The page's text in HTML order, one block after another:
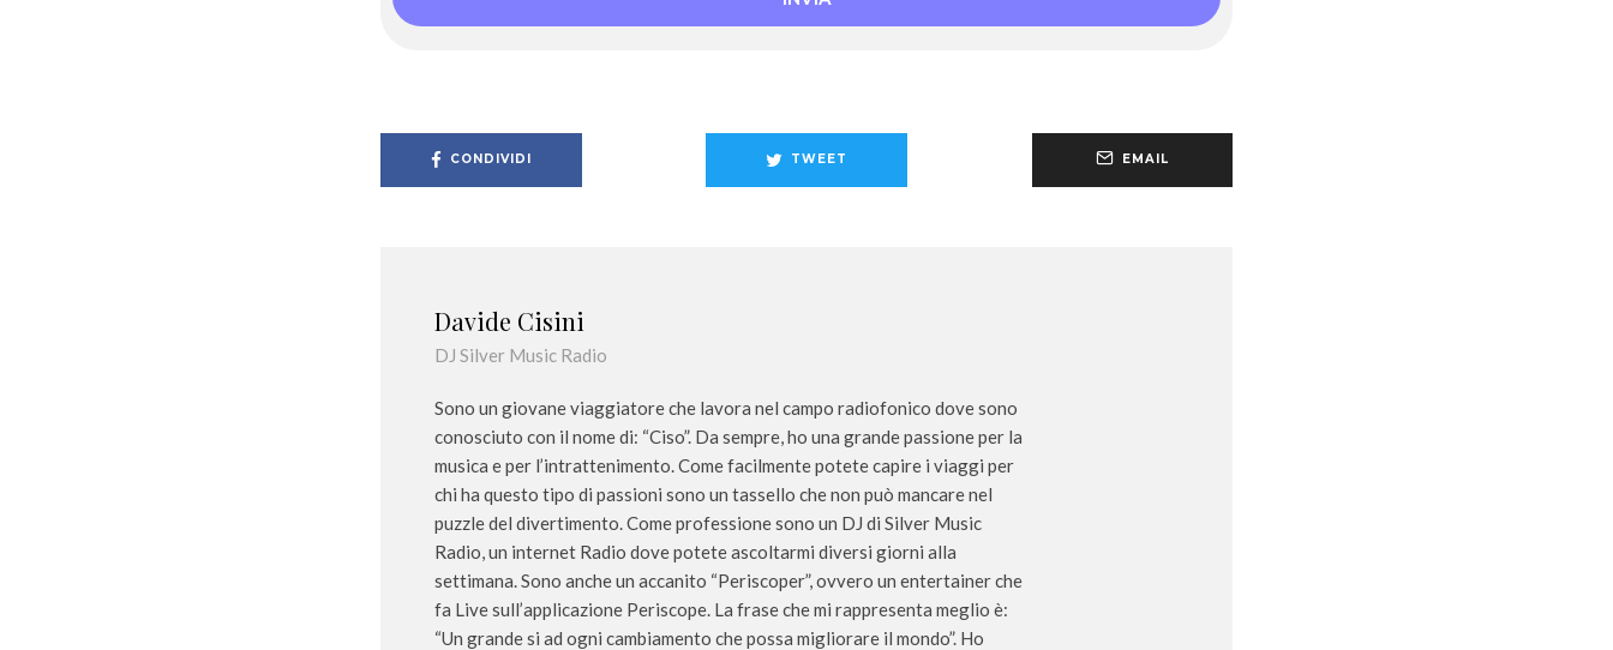
ien
CONDIVIDI TWEET EMAIL
Davide Cisini
DJ Silver Music Radio
Sono un giovane viaggiatore che lavora nel campo radiofonico dove sono
conosciuto con il nome di: “Ciso”. Da sempre, ho una grande passione per la
musica e per l’intrattenimento. Come facilmente potete capire i viaggi per
chi ha questo tipo di passioni sono un tassello che non può mancare nel
puzzle del divertimento. Come professione sono un DJ di Silver Music
Radio, un internet Radio dove potete ascoltarmi diversi giorni alla
settimana. Sono anche un accanito “Periscoper”, ovvero un entertainer che
fa Live sull’applicazione Periscope. La frase che mi rappresenta meglio è:
“Un grande si ad ogni cambiamento che possa migliorare il mondo”. Ho